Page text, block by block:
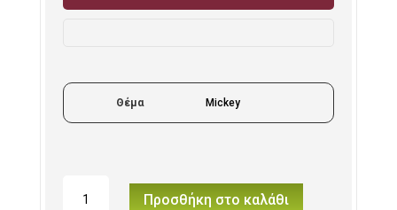
Θέμα Mickey
Mouse
Προσθήκη στο καλάθι